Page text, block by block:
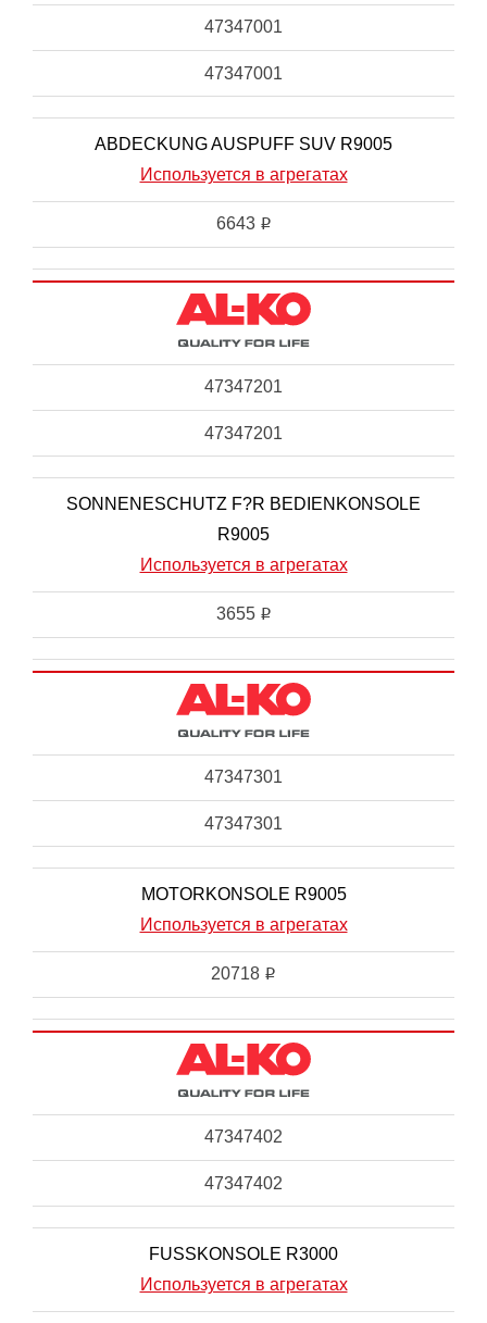
47347001
47347001
ABDECKUNG AUSPUFF SUV R9005
Используется в агрегатах
6643 i
47347201
47347201
SONNENESCHUTZ F?R BEDIENKONSOLE
R9005
Используется в агрегатах
3655 i
47347301
47347301
MOTORKONSOLE R9005
Используется в агрегатах
20718 i
47347402
47347402
FUSSKONSOLE R3000
Используется в агрегатах